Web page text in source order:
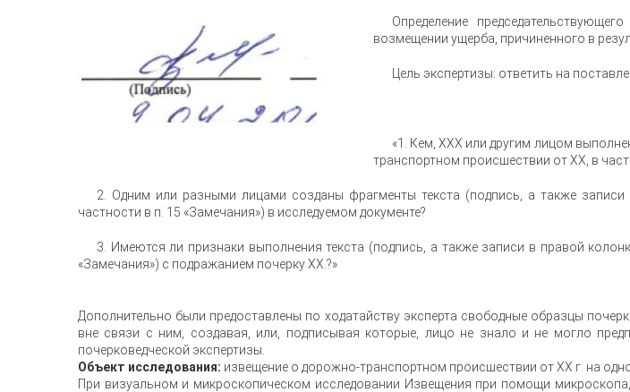
Определение
возмещении ущерба, причиненного в
Цель экспертизы: ответить на
«1. Кем, ХХХ или другим лицом
транспортном происшествии от ХХ, в
2. Одним или разными лицами созданы фрагменты текста (подпись, а также
частности в п. 15 «Замечания») в исследуемом документе?
3. Имеются ли признаки выполнения текста (подпись, а также записи в правой
«Замечания») с подражанием почерку ХХ.?»
Дополнительно были предоставлены по ходатайству эксперта свободные образцы
вне связи с ним, создавая, или, подписывая которые, лицо не знало и не могло
почерковедческой экспертизы.
Объект исследования: извещение о дорожно-транспортном происшествии от ХХ г. на
При визуальном и микроскопическом исследовании Извещения при помощи